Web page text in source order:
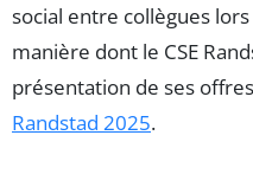
social entre collègues
manière dont le CSE
présentation de ses
Randstad 2025.